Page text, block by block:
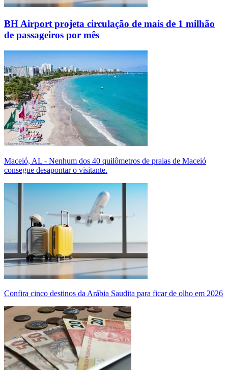
BH Airport projeta circulação de mais de 1 milhão
de passageiros por mês
Maceió, AL - Nenhum dos 40 quilômetros de praias de Maceió
consegue desapontar o visitante.
Confira cinco destinos da Arábia Saudita para ficar de olho em 2026